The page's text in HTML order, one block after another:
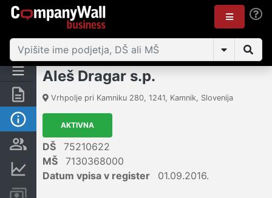
Povzetek
Odgovorne osebe in lastništvo
Aleš Dragar s.p.
Vrhpolje pri Kamniku 280, 1241, Kamnik, Slovenija
AKTIVNA
DŠ
75210622
MŠ
7130368000
Datum vpisa v register
01.09.2016.